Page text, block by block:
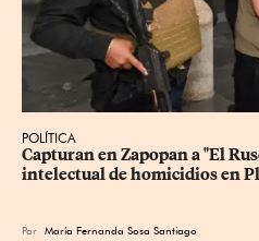
POLÍTICA
Capturan en Zapopan a "El
intelectual de homicidios en
Por María Fernanda Sosa Santiago